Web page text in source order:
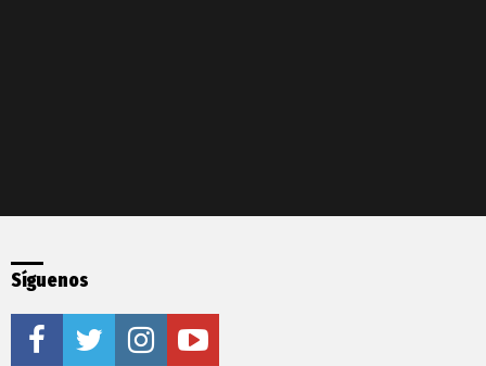
Síguenos
facebooktwitter instagramyoutube